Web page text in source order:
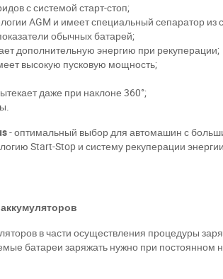
с системой старт-стоп;
AGM и имеет специальный сепаратор из
обычных батарей;
дополнительную энергию при рекуперации;
высокую пусковую мощность;
даже при наклоне 360°;
- оптимальный выбор для автомашин с
Start-Stop и систему рекуперации
в части осуществления процедуры
батареи заряжать нужно при постоянном
Telegram